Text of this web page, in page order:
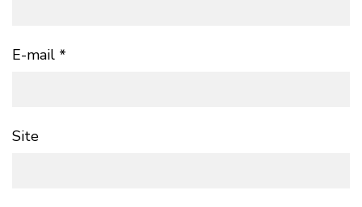
E-mail *
Site